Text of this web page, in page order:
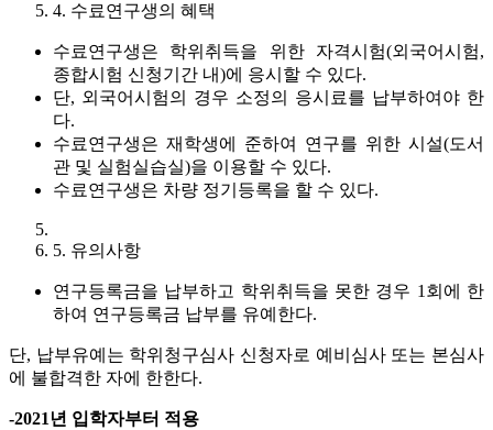
4. 수료연구생의 혜택
수료연구생은 학위취득을 위한 자격시험(외국어시험,
종합시험 신청기간 내)에 응시할 수 있다.
단, 외국어시험의 경우 소정의 응시료를 납부하여야 한
다.
수료연구생은 재학생에 준하여 연구를 위한 시설(도서
관 및 실험실습실)을 이용할 수 있다.
수료연구생은 차량 정기등록을 할 수 있다.
5. 유의사항
연구등록금을 납부하고 학위취득을 못한 경우 1회에 한
하여 연구등록금 납부를 유예한다.
단, 납부유예는 학위청구심사 신청자로 예비심사 또는 본심사
에 불합격한 자에 한한다.
-2021년 입학자부터 적용